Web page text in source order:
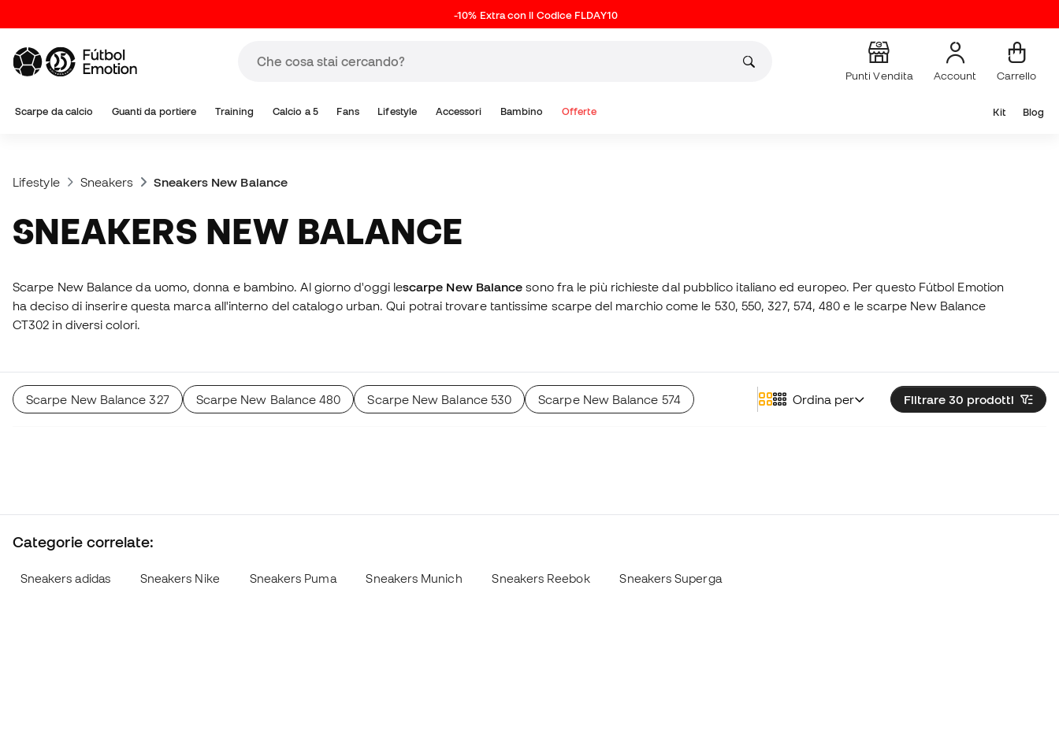
-10% Extra con il Codice FLDAY10
Punti Vendita Account Carrello
Scarpe da calcio Guanti da portiere Training Calcio a 5 Fans Lifestyle Accessori Bambino Offerte Kit Blog
Lifestyle Sneakers Sneakers New Balance
SNEAKERS NEW BALANCE
Scarpe New Balance da uomo, donna e bambino. Al giorno d'oggi lescarpe New Balance sono fra le più richieste dal pubblico italiano ed europeo. Per questo Fútbol Emotion
ha deciso di inserire questa marca all'interno del catalogo urban. Qui potrai trovare tantissime scarpe del marchio come le 530, 550, 327, 574, 480 e le scarpe New Balance
CT302 in diversi colori.
Filtrare 30 prodotti
Ordina per
Scarpe New Balance 327 Scarpe New Balance 480 Scarpe New Balance 530 Scarpe New Balance 574
Categorie correlate:
Sneakers adidas Sneakers Nike Sneakers Puma Sneakers Munich Sneakers Reebok Sneakers Superga